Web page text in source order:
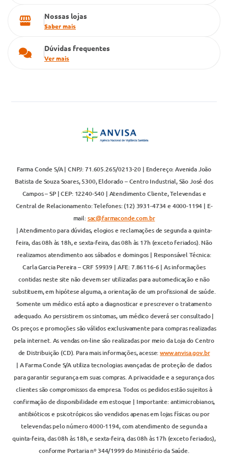
Nossas lojas
Saber mais
Dúvidas frequentes
Ver mais
Farma Conde S/A | CNPJ: 71.605.265/0213-20 | Endereço: Avenida João
Batista de Souza Soares, 5300, Eldorado – Centro Industrial, São José dos
Campos – SP | CEP: 12240-540 | Atendimento Cliente, Televendas e
Central de Relacionamento: Telefones: (12) 3931-4734 e 4000-1194 | E-
mail:sac@farmaconde.com.br
| Atendimento para dúvidas, elogios e reclamações de segunda a quinta-
feira, das 08h às 18h, e sexta-feira, das 08h às 17h (exceto feriados). Não
realizamos atendimento aos sábados e domingos | Responsável Técnica:
Carla Garcia Pereira – CRF 59939 | AFE: 7.86116-6 | As informações
contidas neste site não devem ser utilizadas para automedicação e não
substituem, em hipótese alguma, a orientação de um profissional de saúde.
Somente um médico está apto a diagnosticar e prescrever o tratamento
adequado. Ao persistirem os sintomas, um médico deverá ser consultado |
Os preços e promoções são válidos exclusivamente para compras realizadas
pela internet. As vendas on-line são realizadas por meio da Loja do Centro
de Distribuição (CD). Para mais informações, acesse:www.anvisa.gov.br
| A Farma Conde S/A utiliza tecnologias avançadas de proteção de dados
para garantir segurança em suas compras. A privacidade e a segurança dos
clientes são compromissos da empresa. Todos os pedidos estão sujeitos à
confirmação de disponibilidade em estoque | Importante: antimicrobianos,
antibióticos e psicotrópicos são vendidos apenas em lojas físicas ou por
televendas pelo número 4000-1194, com atendimento de segunda a
quinta-feira, das 08h às 18h, e sexta-feira, das 08h às 17h (exceto feriados),
conforme Portaria nº 344/1999 do Ministério da Saúde.